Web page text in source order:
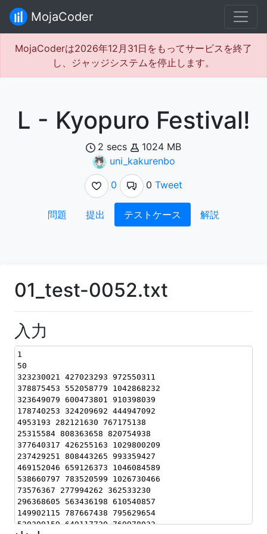
MojaCoder
MojaCoderは2026年12月31日をもってサービスを終了
し、ジャッジシステムを停止します。
L - Kyopuro Festival!
2 secs
1024 MB
uni_kakurenbo
0
0 Tweet
問題 提出 テストケース 解説
01_test-0052.txt
入力
1
50
323230021 427023293 972550311
378875453 552058779 1042868232
323649079 600473801 910398039
178740253 324209692 444947092
4953193 282121630 767175138
25315584 808363658 820754938
377640317 426255163 1029800209
237429251 808443265 993359427
469152046 659126373 1046084589
538660797 783520599 1026730466
73576367 277994262 362533230
296368605 563436198 610540857
149902115 787667438 795629654
520309159 649117720 769978033